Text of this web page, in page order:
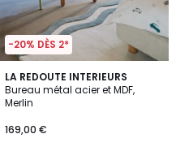
-20% DÈS 2*
LA REDOUTE INTERIEURS
Bureau métal acier et MDF,
Merlin
169,00 €
3,6
/ 5